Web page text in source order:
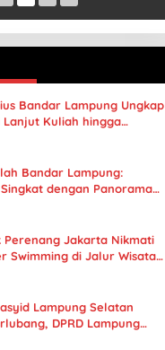
Bandar Lampung Ungkap
Lanjut Kuliah hingga
Bandar Lampung:
dengan Panorama
Perenang Jakarta Nikmati
Swimming di Jalur Wisata
Lampung Selatan
DPRD Lampung
Prioritas APBD 2027